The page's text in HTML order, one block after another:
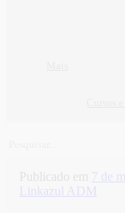
Publicado em 7 de
Linkazul ADM